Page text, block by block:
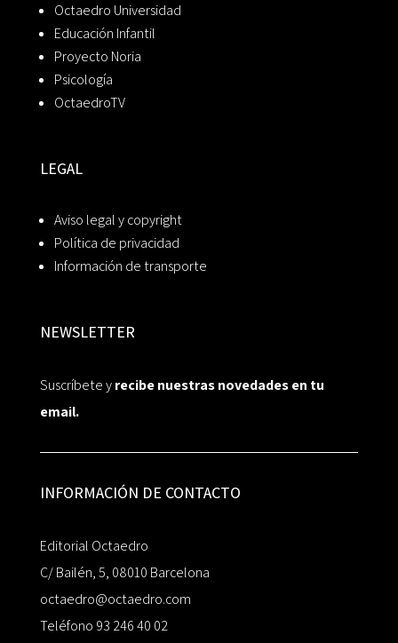
Octaedro Universidad
Educación Infantil
Proyecto Noria
Psicología
OctaedroTV
LEGAL
Aviso legal y copyright
Política de privacidad
Información de transporte
NEWSLETTER
Suscríbete yrecibe nuestras novedades en tu
email.
INFORMACIÓN DE CONTACTO
Editorial Octaedro
C/ Bailén, 5, 08010 Barcelona
octaedro@octaedro.com
Teléfono 93 246 40 02